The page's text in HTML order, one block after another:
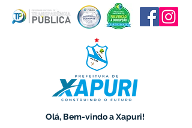
Olá, Bem-vindo a Xapuri!